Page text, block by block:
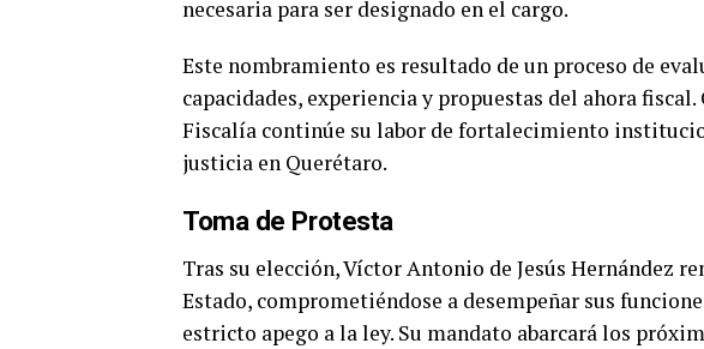
necesaria para ser designado en el cargo.
Este nombramiento es resultado de un proceso de
capacidades, experiencia y propuestas del ahora fiscal.
Fiscalía continúe su labor de fortalecimiento
justicia en Querétaro.
Toma de Protesta
Tras su elección, Víctor Antonio de Jesús Hernández
Estado, comprometiéndose a desempeñar sus
estricto apego a la ley. Su mandato abarcará los